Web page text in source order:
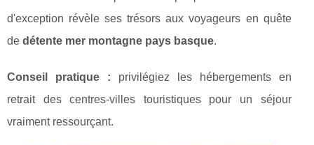
d'exception révèle ses trésors aux voyageurs en quête
de détente mer montagne pays basque.
Conseil pratique : privilégiez les hébergements en
retrait descentres-villes touristiques pour un séjour
vraiment ressourçant.